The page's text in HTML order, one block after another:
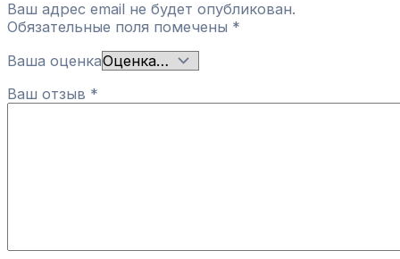
Ваш адрес email не будет опубликован.
Обязательные поля помечены *
Ваша оценка
Ваш отзыв *